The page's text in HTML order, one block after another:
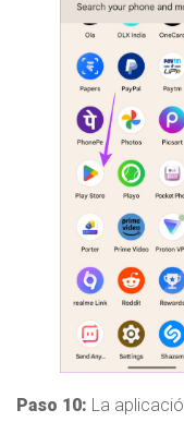
Paso 10: La